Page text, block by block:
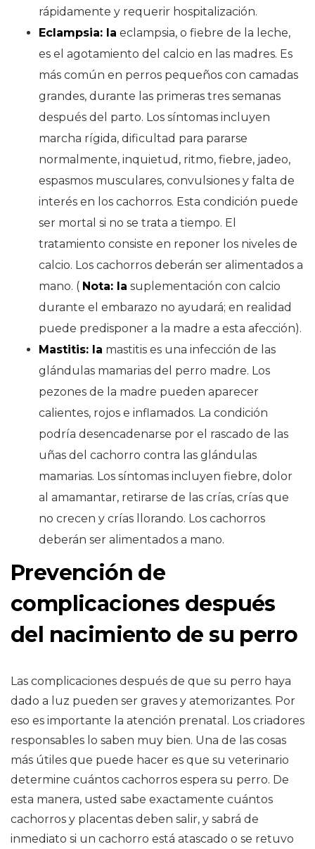
rápidamente y requerir hospitalización.
Eclampsia: la eclampsia, o fiebre de la leche,
es el agotamiento del calcio en las madres. Es
más común en perros pequeños con camadas
grandes, durante las primeras tres semanas
después del parto. Los síntomas incluyen
marcha rígida, dificultad para pararse
normalmente, inquietud, ritmo, fiebre, jadeo,
espasmos musculares, convulsiones y falta de
interés en los cachorros. Esta condición puede
ser mortal si no se trata a tiempo. El
tratamiento consiste en reponer los niveles de
calcio. Los cachorros deberán ser alimentados a
mano. ( Nota: la suplementación con calcio
durante el embarazo no ayudará; en realidad
puede predisponer a la madre a esta afección).
Mastitis: la mastitis es una infección de las
glándulas mamarias del perro madre. Los
pezones de la madre pueden aparecer
calientes, rojos e inflamados. La condición
podría desencadenarse por el rascado de las
uñas del cachorro contra las glándulas
mamarias. Los síntomas incluyen fiebre, dolor
al amamantar, retirarse de las crías, crías que
no crecen y crías llorando. Los cachorros
deberán ser alimentados a mano.
Prevención de
complicaciones después
del nacimiento de su perro
Las complicaciones después de que su perro haya
dado a luz pueden ser graves y atemorizantes. Por
eso es importante la atención prenatal. Los criadores
responsables lo saben muy bien. Una de las cosas
más útiles que puede hacer es que su veterinario
determine cuántos cachorros espera su perro. De
esta manera, usted sabe exactamente cuántos
cachorros y placentas deben salir, y sabrá de
inmediato si un cachorro está atascado o se retuvo